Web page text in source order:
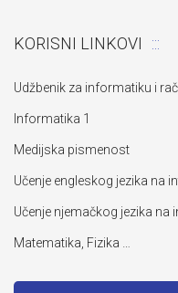
KORISNI LINKOVI
Udžbenik za informatiku i
Informatika 1
Medijska pismenost
Učenje engleskog jezika na
Učenje njemačkog jezika na
Matematika, Fizika …